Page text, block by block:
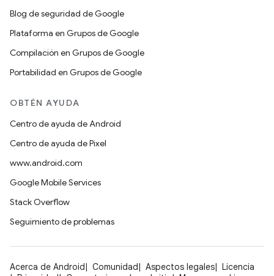
Blog de seguridad de Google
Plataforma en Grupos de Google
Compilación en Grupos de Google
Portabilidad en Grupos de Google
OBTÉN AYUDA
Centro de ayuda de Android
Centro de ayuda de Pixel
www.android.com
Google Mobile Services
Stack Overflow
Seguimiento de problemas
Acerca de Android Comunidad Aspectos legales
Licencia